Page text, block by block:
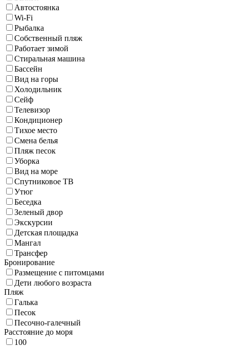
Автостоянка
Wi-Fi
Рыбалка
Собственный пляж
Работает зимой
Стиральная машина
Бассейн
Вид на горы
Холодильник
Сейф
Телевизор
Кондиционер
Тихое место
Смена белья
Пляж песок
Уборка
Вид на море
Спутниковое ТВ
Утюг
Беседка
Зеленый двор
Экскурсии
Детская площадка
Мангал
Трансфер
Бронирование
Размещение с питомцами
Дети любого возраста
Пляж
Галька
Песок
Песочно-галечный
Расстояние до моря
100